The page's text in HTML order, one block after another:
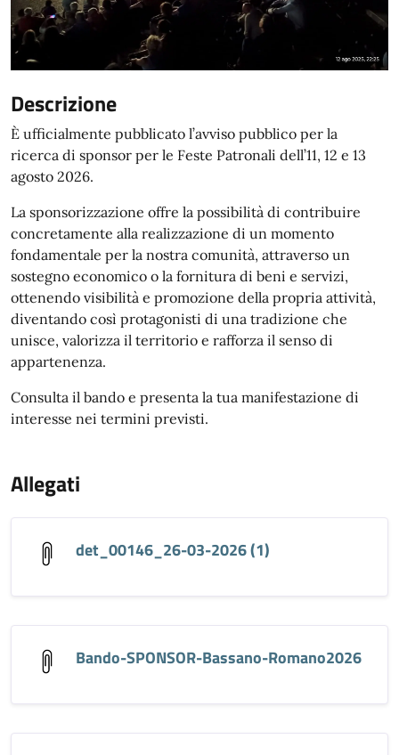
Descrizione
È ufficialmente pubblicato l’avviso pubblico per la
ricerca di sponsor per le Feste Patronali dell’11, 12 e 13
agosto 2026.
La sponsorizzazione offre la possibilità di contribuire
concretamente alla realizzazione di un momento
fondamentale per la nostra comunità, attraverso un
sostegno economico o la fornitura di beni e servizi,
ottenendo visibilità e promozione della propria attività,
diventando così protagonisti di una tradizione che
unisce, valorizza il territorio e rafforza il senso di
appartenenza.
Consulta il bando e presenta la tua manifestazione di
interesse nei termini previsti.
Allegati
det_00146_26-03-2026 (1)
Bando-SPONSOR-Bassano-Romano2026